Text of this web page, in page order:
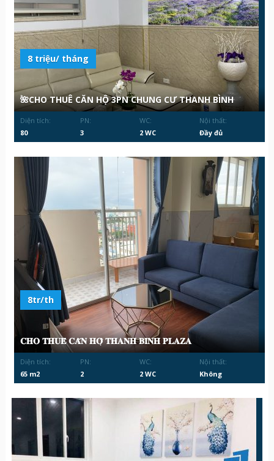
8 triệu/ tháng
🌺CHO THUÊ CĂN HỘ 3PN CHUNG CƯ THANH BÌNH
Diện tích:
80
PN:
3
WC:
2 WC
Nội thất:
Đầy đủ
8tr/th
𝐂𝐇𝐎 𝐓𝐇𝐔𝐄̂ 𝐂𝐀̆𝐍 𝐇𝐎̣̂ 𝐓𝐇𝐀𝐍𝐇 𝐁𝐈̀𝐍𝐇 𝐏𝐋𝐀𝐙𝐀
Diện tích:
65 m2
PN:
2
WC:
2 WC
Nội thất:
Không